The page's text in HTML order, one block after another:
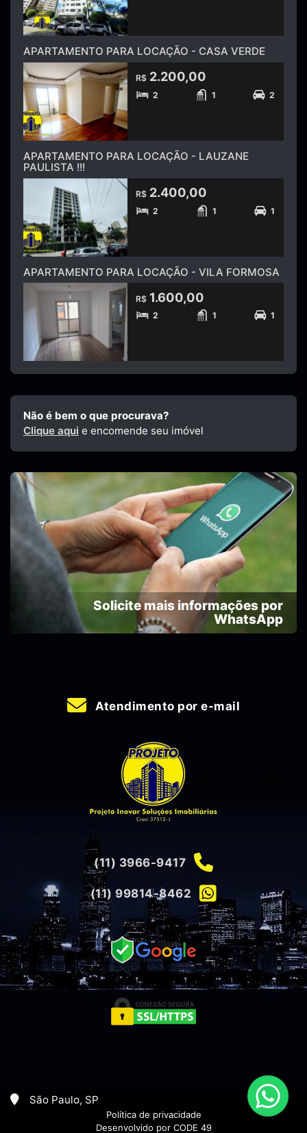
APARTAMENTO PARA LOCAÇÃO - CASA VERDE
R$ 2.200,00
2 1 2
APARTAMENTO PARA LOCAÇÃO - LAUZANE
PAULISTA !!!
R$ 2.400,00
2 1 1
APARTAMENTO PARA LOCAÇÃO - VILA FORMOSA
R$ 1.600,00
2 1 1
Não é bem o que procurava?
Clique aqui e encomende seu imóvel
Solicite mais informações por
WhatsApp
Atendimento por e-mail
(11) 3966-9417
(11) 99814-8462
São Paulo, SP
Política de privacidade
Desenvolvido por CODE 49